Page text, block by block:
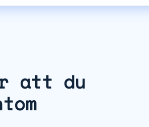
att du